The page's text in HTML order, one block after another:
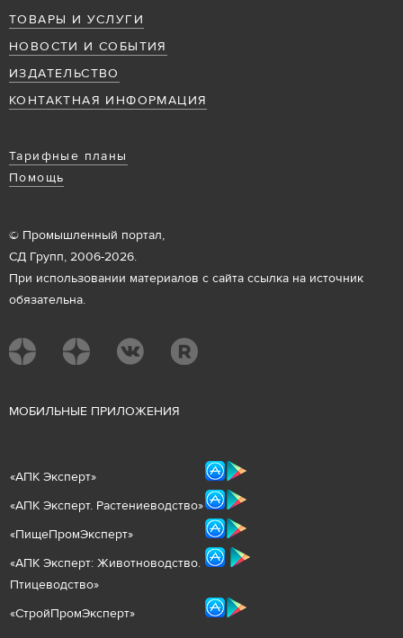
ТОВАРЫ И УСЛУГИ
НОВОСТИ И СОБЫТИЯ
ИЗДАТЕЛЬСТВО
КОНТАКТНАЯ ИНФОРМАЦИЯ
Тарифные планы
Помощь
© Промышленный портал,
СД Групп, 2006-2026.
При использовании материалов с сайта ссылка на источник
обязательна.
МОБИЛЬНЫЕ ПРИЛОЖЕНИЯ
«АПК Эксперт»
«АПК Эксперт. Растениеводство»
«ПищеПромЭксперт»
«АПК Эксперт: Животноводство.
Птицеводство»
«СтройПромЭксперт»